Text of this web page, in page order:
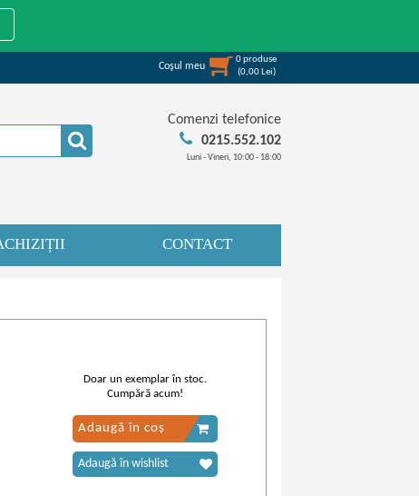
Coşul meu
0produse
(0,00 Lei)
Comenzi telefonice
0215.552.102
Luni - Vineri, 10:00 - 18:00
CONTACT
Doar un exemplar în stoc.
Cumpără acum!
Adaugă în coș
Adaugă în wishlist